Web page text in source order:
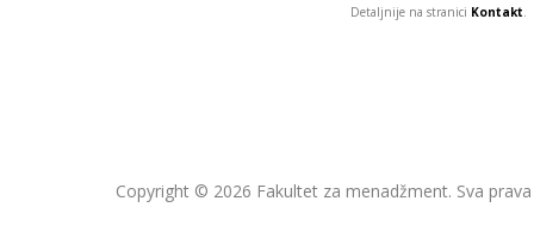
Detaljnije na stranici Kontakt.
Copyright © 2026 Fakultet za menadžment. Sva